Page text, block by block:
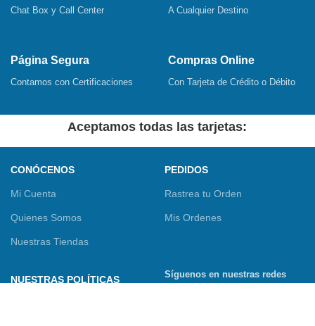
Chat Box y Call Center A Cualquier Destino
Página Segura
Contamos con Certificaciones
Compras Online
Con Tarjeta de Crédito o Débito
Aceptamos todas las tarjetas:
CONÓCENOS
Mi Cuenta
Quienes Somos
Nuestras Tiendas
PEDIDOS
Rastrea tu Orden
Mis Ordenes
NUESTRAS POLÍTICAS
Síguenos en nuestras redes